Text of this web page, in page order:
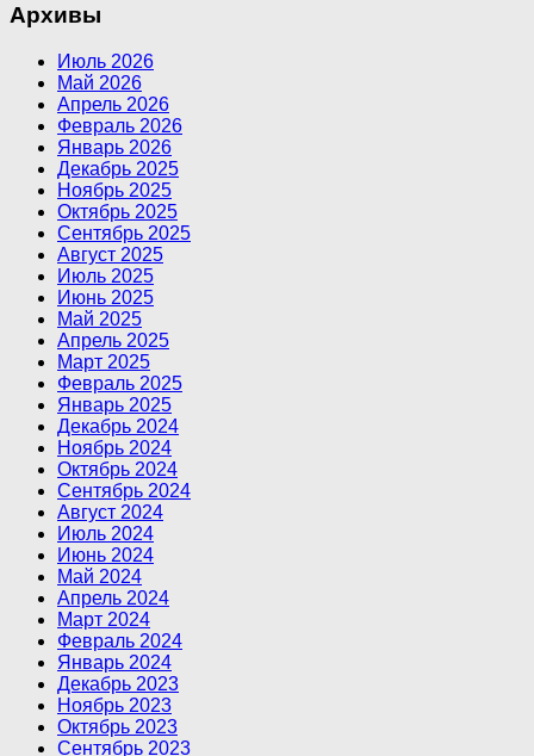
Архивы
Июль 2026
Май 2026
Апрель 2026
Февраль 2026
Январь 2026
Декабрь 2025
Ноябрь 2025
Октябрь 2025
Сентябрь 2025
Август 2025
Июль 2025
Июнь 2025
Май 2025
Апрель 2025
Март 2025
Февраль 2025
Январь 2025
Декабрь 2024
Ноябрь 2024
Октябрь 2024
Сентябрь 2024
Август 2024
Июль 2024
Июнь 2024
Май 2024
Апрель 2024
Март 2024
Февраль 2024
Январь 2024
Декабрь 2023
Ноябрь 2023
Октябрь 2023
Сентябрь 2023